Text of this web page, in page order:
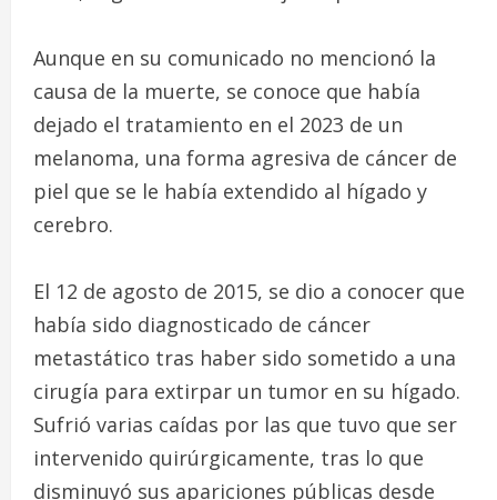
Aunque en su comunicado no mencionó la
causa de la muerte, se conoce que había
dejado el tratamiento en el 2023 de un
melanoma, una forma agresiva de cáncer de
piel que se le había extendido al hígado y
cerebro.
El 12 de agosto de 2015, se dio a conocer que
había sido diagnosticado de cáncer
metastático tras haber sido sometido a una
cirugía para extirpar un tumor en su hígado.
Sufrió varias caídas por las que tuvo que ser
intervenido quirúrgicamente, tras lo que
disminuyó sus apariciones públicas desde